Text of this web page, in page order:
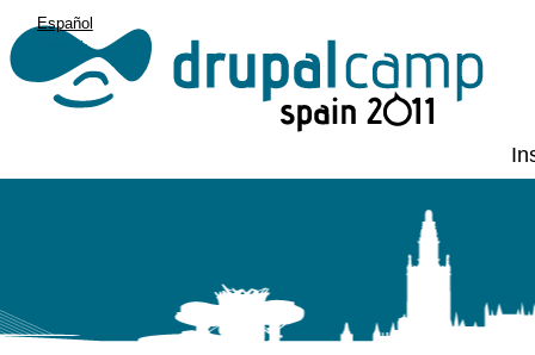
Español
English